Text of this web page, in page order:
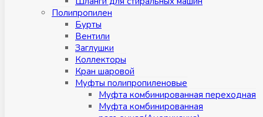
Полипропилен
Бурты
Вентили
Заглушки
Коллекторы
Кран шаровой
Муфты полипропиленовые
Муфта комбинированная переходная
Муфта комбинированная